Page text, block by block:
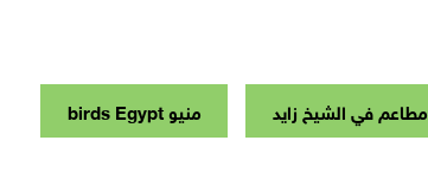
مطاعم في الشيخ زايد منيو birds Egypt